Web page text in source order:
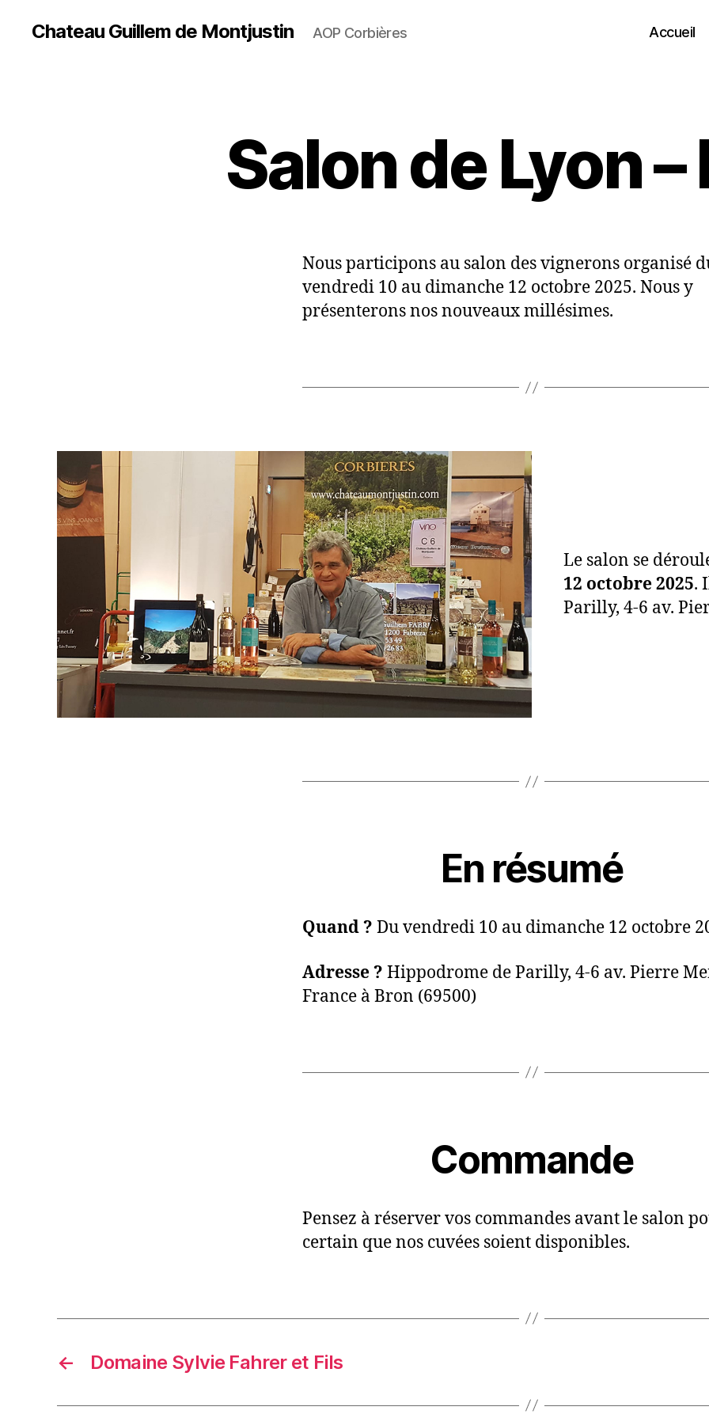
Chateau Guillem de Montjustin AOP Corbières Accueil
Salon de Lyon –
Nous participons au salon des vignerons organisé
vendredi 10 au dimanche 12 octobre 2025. Nous y
présenterons nos nouveaux millésimes.
Le salon se
12 octobre 2025.
Parilly, 4-6 av.
En résumé
Quand ? Du vendredi 10 au dimanche 12 octobre
Adresse ? Hippodrome de Parilly, 4-6 av. Pierre
France à Bron (69500)
Commande
Pensez à réserver vos commandes avant le salon
certain que nos cuvées soient disponibles.
← Domaine Sylvie Fahrer et Fils